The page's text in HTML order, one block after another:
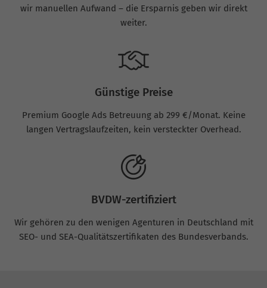
wir manuellen Aufwand – die Ersparnis geben wir direkt
weiter.
Günstige Preise
Premium Google Ads Betreuung ab 299 €/Monat. Keine
langen Vertragslaufzeiten, kein versteckter Overhead.
BVDW-zertifiziert
Wir gehören zu den wenigen Agenturen in Deutschland mit
SEO- und SEA-Qualitätszertifikaten des Bundesverbands.